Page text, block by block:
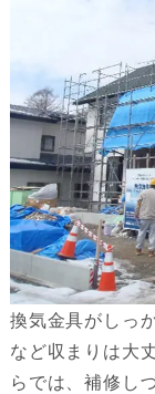
換気金具がしっ
など収まりは大
らでは、補修し